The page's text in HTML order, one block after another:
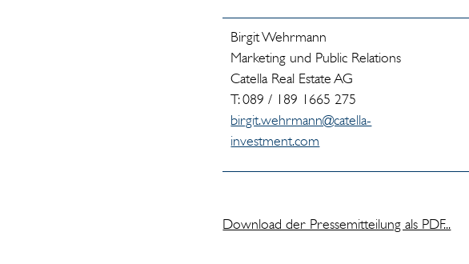
Birgit Wehrmann
Marketing und Public Relations
Catella Real Estate AG
T: 089 / 189 1665 275
birgit.wehrmann@catella-
investment.com
Download der Pressemitteilung als PDF...